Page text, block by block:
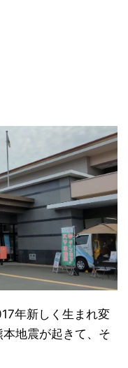
年新しく生まれ変
地震が起きて、そ